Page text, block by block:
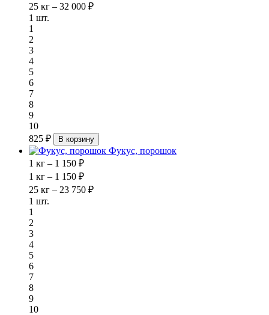
25 кг – 32 000 ₽
1 шт.
1
2
3
4
5
6
7
8
9
10
825 ₽
В корзину
Фукус, порошок
1 кг – 1 150 ₽
1 кг – 1 150 ₽
25 кг – 23 750 ₽
1 шт.
1
2
3
4
5
6
7
8
9
10